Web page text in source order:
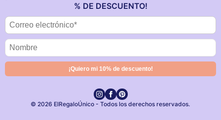
% DE DESCUENTO!
© 2026 ElRegaloÚnico - Todos los derechos reservados.